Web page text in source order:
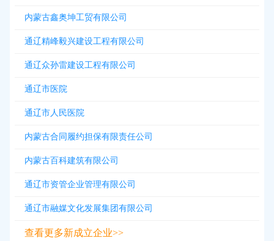
内蒙古鑫奥坤工贸有限公司
通辽精峰毅兴建设工程有限公司
通辽众孙雷建设工程有限公司
通辽市医院
通辽市人民医院
内蒙古合同履约担保有限责任公司
内蒙古百科建筑有限公司
通辽市资管企业管理有限公司
通辽市融媒文化发展集团有限公司
查看更多新成立企业>>